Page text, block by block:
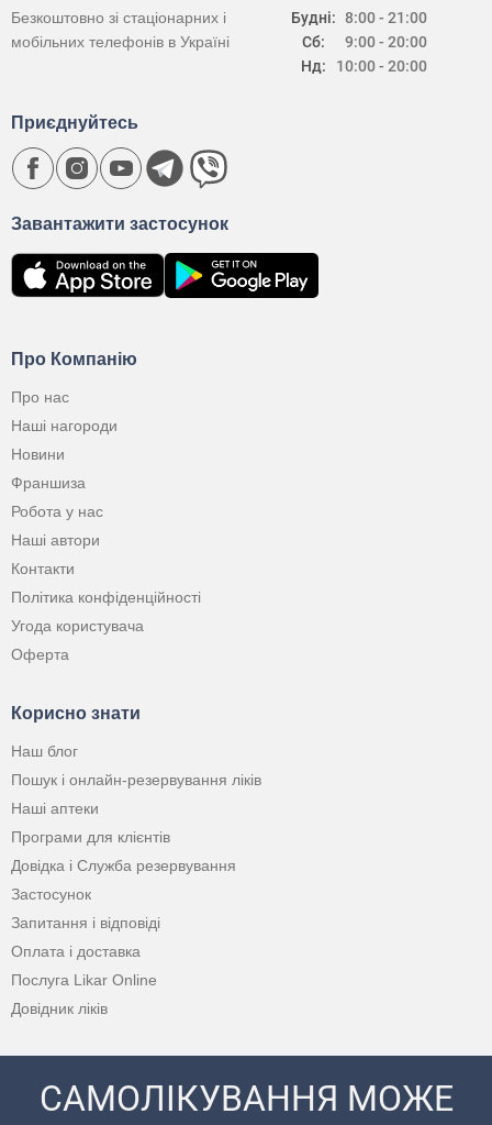
Будні:
Сб:
Нд:
8:00 - 21:00
9:00 - 20:00
10:00 - 20:00
Безкоштовно зі стаціонарних і
мобільних телефонів в Україні
Про Компанію
Про нас
Наші нагороди
Новини
Франшиза
Робота у нас
Наші автори
Контакти
Політика конфіденційності
Угода користувача
Оферта
Корисно знати
Наш блог
Пошук і онлайн-резервування ліків
Наші аптеки
Програми для клієнтів
Довідка і Служба резервування
Застосунок
Запитання і відповіді
Оплата і доставка
Послуга Likar Online
Довідник ліків
Завантажити застосунок
Приєднуйтесь
САМОЛІКУВАННЯ МОЖЕ